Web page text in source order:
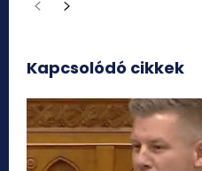
Kapcsolódó cikkek